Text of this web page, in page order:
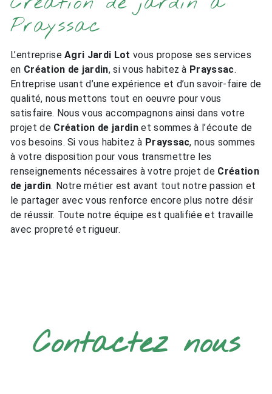
Prayssac
L’entrepriseAgri Jardi Lot vous propose ses services
en Création de jardin, si vous habitez à Prayssac.
Entreprise usant d’une expérience et d’un savoir-faire de
qualité, nous mettons tout en oeuvre pour vous
satisfaire. Nous vous accompagnons ainsi dans votre
projet de Création de jardinet sommes à l’écoute de
vos besoins. Si vous habitez à Prayssac, nous sommes
à votre disposition pour vous transmettre les
renseignements nécessaires à votre projet de Création
de jardin. Notre métier est avant tout notre passion et
le partager avec vous renforce encore plus notre désir
de réussir. Toute notre équipe est qualifiée et travaille
avec propreté et rigueur.
Contactez nous